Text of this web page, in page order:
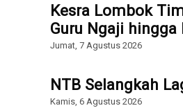
Kesra Lombok
Guru Ngaji hingga
Jumat, 7 Agustus 2026
NTB Selangkah
Kamis, 6 Agustus 2026